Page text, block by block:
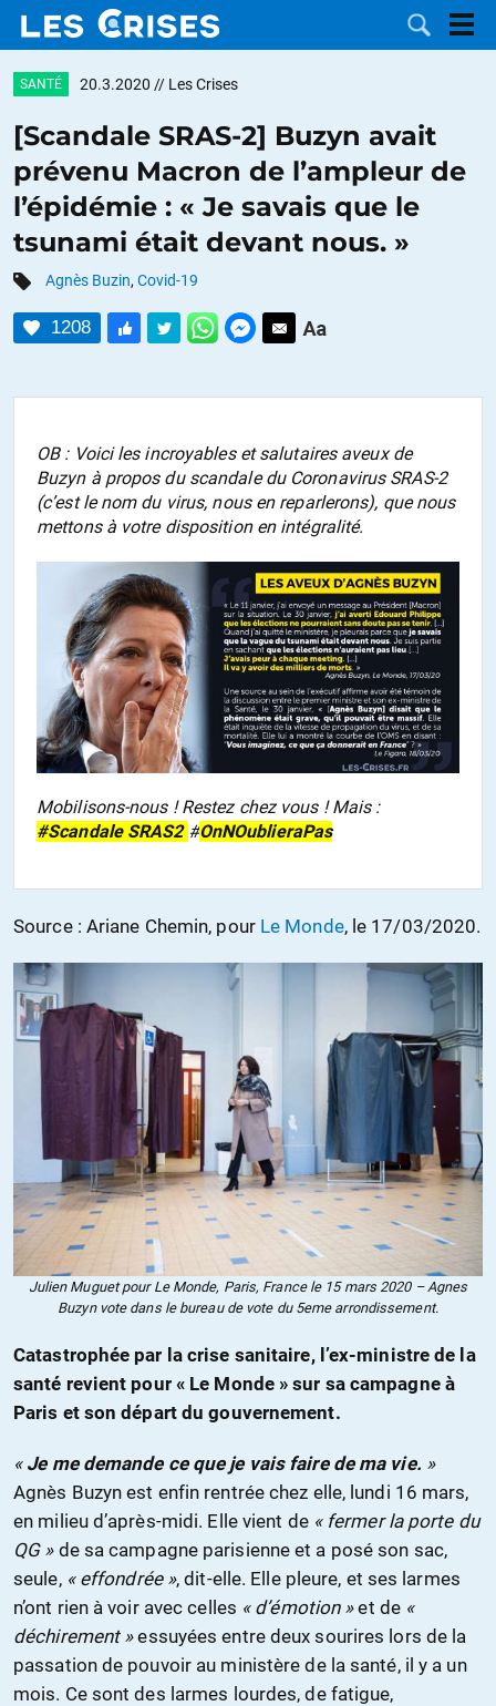
LES
DOSSIERS
CATÉGORIES
SANTÉ 20.3.2020 // Les Crises
[Scandale SRAS-2] Buzyn avait
prévenu Macron de l’ampleur de
l’épidémie : « Je savais que le
tsunami était devant nous. »
Agnès Buzin, Covid-19
1208
OB : Voici les incroyables et salutaires aveux de
Buzyn à propos du scandale du Coronavirus SRAS-2
(c’est le nom du virus, nous en reparlerons), que nous
mettons à votre disposition en intégralité.
Mobilisons-nous ! Restez chez vous ! Mais :
#Scandale SRAS2 #OnNOublieraPas
Source : Ariane Chemin, pour Le Monde, le 17/03/2020.
Julien Muguet pour Le Monde, Paris, France le 15 mars 2020 – Agnes
Buzyn vote dans le bureau de vote du 5eme arrondissement.
Catastrophée par la crise sanitaire, l’ex-ministre de la
santé revient pour « Le Monde » sur sa campagne à
Paris et son départ du gouvernement.
« Je me demande ce que je vais faire de ma vie. »
Agnès Buzyn est enfin rentrée chez elle, lundi 16 mars,
en milieu d’après-midi. Elle vient de « fermer la porte du
QG »de sa campagne parisienne et a posé son sac,
seule, « effondrée », dit-elle. Elle pleure, et ses larmes
n’ont rien à voir avec celles « d’émotion »et de «
déchirement »essuyées entre deux sourires lors de la
passation de pouvoir au ministère de la santé, il y a un
mois. Ce sont des larmes lourdes, de fatigue,